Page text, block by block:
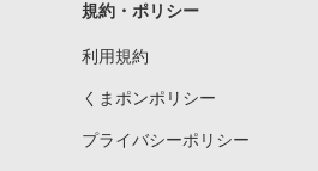
規約・ポリシー
利用規約
くまポンポリシー
プライバシーポリシー